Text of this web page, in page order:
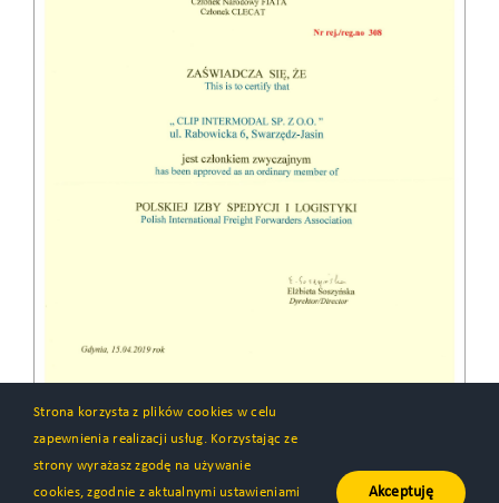
Strona korzysta z plików cookies w celu
zapewnienia realizacji usług. Korzystając ze
strony wyrażasz zgodę na używanie
cookies, zgodnie z aktualnymi ustawieniami
Akceptuję